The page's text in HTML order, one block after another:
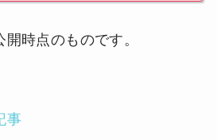
時点のものです。
事